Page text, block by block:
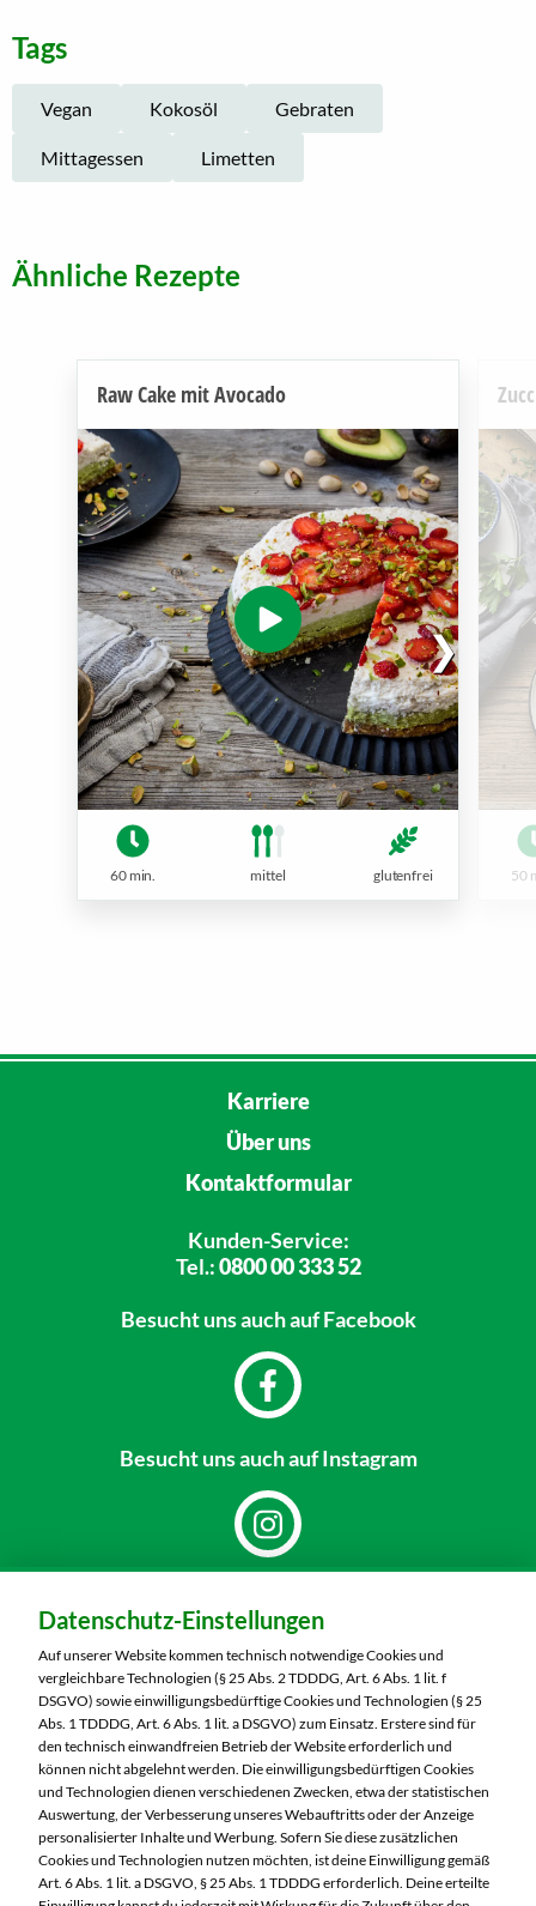
Tags
Vegan Kokosöl Gebraten
Mittagessen Limetten
Ähnliche Rezepte
Raw Cake mit Avocado
60 min. mittel glutenfrei 50
Karriere
Über uns
Kontaktformular
Kunden-Service:
Tel.:0800 00 333 52
Besucht unsauch auf Facebook
Besucht unsauch auf Instagram
MARKTKAUF Görlitz
Nieskyer Straße 100
02828 Görlitz
Telefon:03581 3670
Markt ändern
Öffnungszeiten diese Woche:
Mo:
07:00 – 20:00 Uhr
Datenschutz-Einstellungen
Auf unserer Website kommen technisch notwendige Cookies und
vergleichbare Technologien (§ 25 Abs. 2 TDDDG, Art. 6 Abs. 1 lit. f
DSGVO) sowie einwilligungsbedürftige Cookies und Technologien (§ 25
Abs. 1 TDDDG, Art. 6 Abs. 1 lit. a DSGVO) zum Einsatz. Erstere sind für
den technisch einwandfreien Betrieb der Website erforderlich und
können nicht abgelehnt werden. Die einwilligungsbedürftigen Cookies
und Technologien dienen verschiedenen Zwecken, etwa der statistischen
Auswertung, der Verbesserung unseres Webauftritts oder der Anzeige
personalisierter Inhalte und Werbung. Sofern Sie diese zusätzlichen
Cookies und Technologien nutzen möchten, ist deine Einwilligung gemäß
Art. 6 Abs. 1 lit. a DSGVO, § 25 Abs. 1 TDDDG erforderlich. Deine erteilte